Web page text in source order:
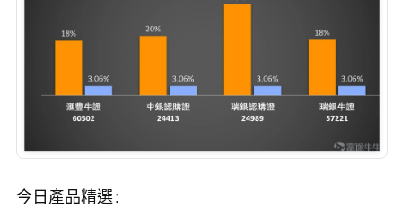
今日產品精選：